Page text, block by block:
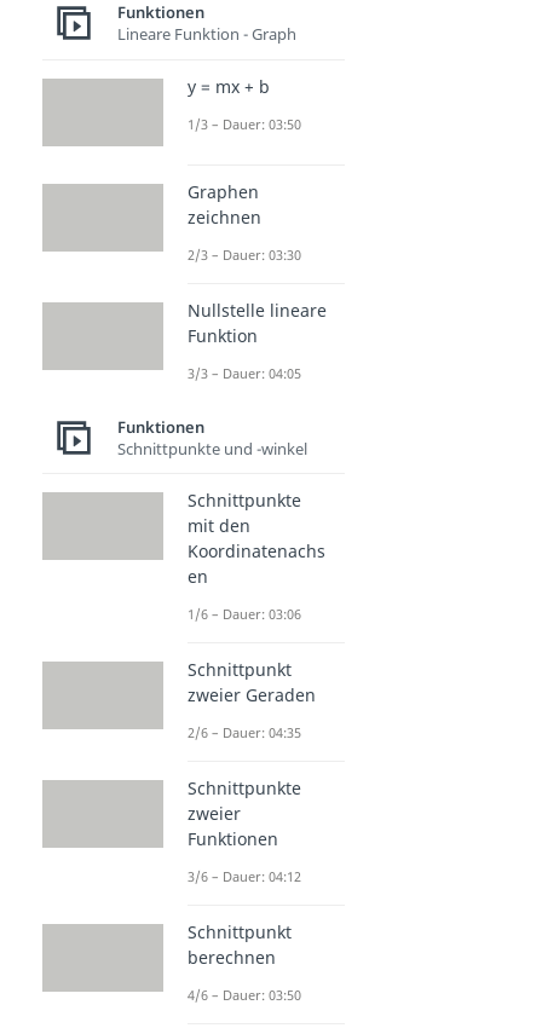
Funktionen
Lineare Funktion - Graph
y = mx + b
1/3 – Dauer: 03:50
Graphen
zeichnen
2/3 – Dauer: 03:30
Nullstelle lineare
Funktion
3/3 – Dauer: 04:05
Funktionen
Schnittpunkte und -winkel
Schnittpunkte
mit den
Koordinatenachs
en
1/6 – Dauer: 03:06
Schnittpunkt
zweier Geraden
2/6 – Dauer: 04:35
Schnittpunkte
zweier
Funktionen
3/6 – Dauer: 04:12
Schnittpunkt
berechnen
4/6 – Dauer: 03:50